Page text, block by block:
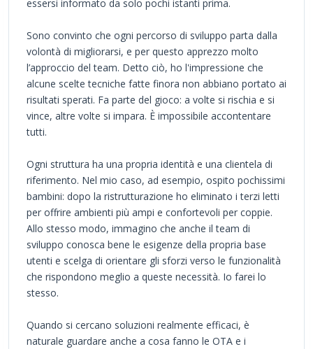
essersi informato da solo pochi istanti prima.
Sono convinto che ogni percorso di sviluppo parta dalla
volontà di migliorarsi, e per questo apprezzo molto
l’approccio del team. Detto ciò, ho l'impressione che
alcune scelte tecniche fatte finora non abbiano portato ai
risultati sperati. Fa parte del gioco: a volte si rischia e si
vince, altre volte si impara. È impossibile accontentare
tutti.
Ogni struttura ha una propria identità e una clientela di
riferimento. Nel mio caso, ad esempio, ospito pochissimi
bambini: dopo la ristrutturazione ho eliminato i terzi letti
per offrire ambienti più ampi e confortevoli per coppie.
Allo stesso modo, immagino che anche il team di
sviluppo conosca bene le esigenze della propria base
utenti e scelga di orientare gli sforzi verso le funzionalità
che rispondono meglio a queste necessità. Io farei lo
stesso.
Quando si cercano soluzioni realmente efficaci, è
naturale guardare anche a cosa fanno le OTA e i